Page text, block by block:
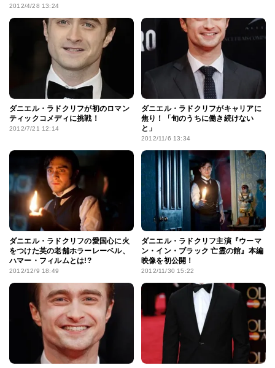
2012/4/28 13:24
ダニエル・ラドクリフが初のロマン
ティックコメディに挑戦！
2012/7/21 12:14
ダニエル・ラドクリフがキャリアに
焦り！「旬のうちに働き続けない
と」
2012/11/6 13:34
ダニエル・ラドクリフの愛国心に火
をつけた英の老舗ホラーレーベル、
ハマー・フィルムとは!?
2012/12/9 18:49
ダニエル・ラドクリフ主演『ウーマ
ン・イン・ブラック 亡霊の館』本編
映像を初公開！
2012/11/30 15:22